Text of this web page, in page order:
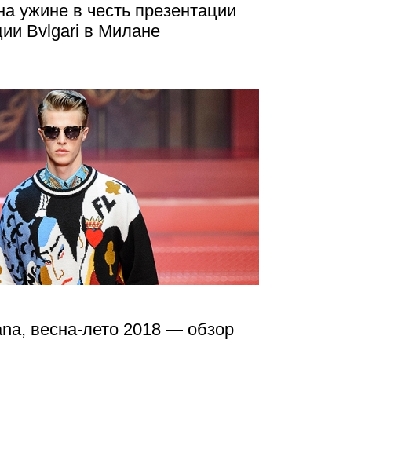
ужине в честь презентации
Bvlgari в Милане
весна-лето 2018 — обзор